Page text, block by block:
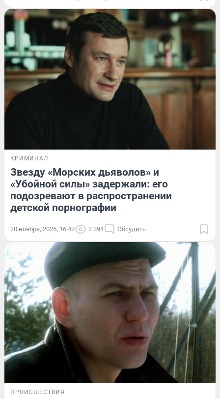
КРИМИНАЛ
Звезду «Морских дьяволов» и
«Убойной силы» задержали: его
подозревают в распространении
детской порнографии
20 ноября, 2025, 16:47 2 394 Обсудить
ПРОИСШЕСТВИЯ